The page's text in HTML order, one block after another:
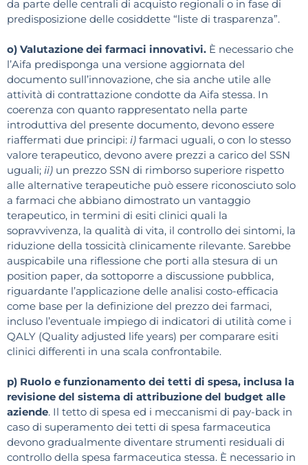
da parte delle centrali di acquisto regionali o in fase di
predisposizione delle cosiddette “liste di trasparenza”.
o) Valutazione dei farmaci innovativi. È necessario che
l’Aifa predisponga una versione aggiornata del
documento sull’innovazione, che sia anche utile alle
attività di contrattazione condotte da Aifa stessa. In
coerenza con quanto rappresentato nella parte
introduttiva del presente documento, devono essere
riaffermati due principi: i) farmaci uguali, o con lo stesso
valore terapeutico, devono avere prezzi a carico del SSN
uguali; ii) un prezzo SSN di rimborso superiore rispetto
alle alternative terapeutiche può essere riconosciuto solo
a farmaci che abbiano dimostrato un vantaggio
terapeutico, in termini di esiti clinici quali la
sopravvivenza, la qualità di vita, il controllo dei sintomi, la
riduzione della tossicità clinicamente rilevante. Sarebbe
auspicabile una riflessione che porti alla stesura di un
position paper, da sottoporre a discussione pubblica,
riguardante l’applicazione delle analisi costo-efficacia
come base per la definizione del prezzo dei farmaci,
incluso l’eventuale impiego di indicatori di utilità come i
QALY (Quality adjusted life years) per comparare esiti
clinici differenti in una scala confrontabile.
p) Ruolo e funzionamento dei tetti di spesa, inclusa la
revisione del sistema di attribuzione del budget alle
aziende. Il tetto di spesa ed i meccanismi di pay-back in
caso di superamento dei tetti di spesa farmaceutica
devono gradualmente diventare strumenti residuali di
controllo della spesa farmaceutica stessa. È necessario in